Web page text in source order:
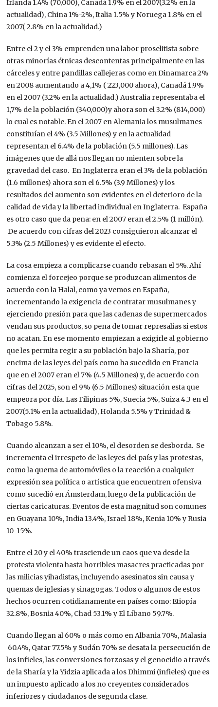
Irlanda 1.4% (70,000), Canadá 1.9% en el 2007(3.2% en la
actualidad), China 1%-2%, Italia 1.5% y Noruega 1.8% en el
2007( 2.8% en la actualidad.)
Entre el 2 y el 3% emprenden una labor proselitista sobre
otras minorías étnicas descontentas principalmente en las
cárceles y entre pandillas callejeras como en Dinamarca 2%
en 2008 aumentando a 4,1% ( 223,000 ahora), Canadá 1.9%
en el 2007 (3.2% en la actualidad.) Australia representaba el
1,7% de la población (340,000)y ahora son el 3.2% (814,000)
lo cual es notable. En el 2007 en Alemania los musulmanes
constituían el 4% (3.5 Millones) y en la actualidad
representan el 6.4% de la población (5.5 millones). Las
imágenes que de allá nos llegan no mienten sobre la
gravedad del caso. En Inglaterra eran el 3% de la población
(1.6 millones) ahora son el 6.5% (3.9 Millones) y los
resultados del aumento son evidentes en el deterioro de la
calidad de vida y la libertad individual en Inglaterra. España
es otro caso que da pena: en el 2007 eran el 2.5% (1 millón).
De acuerdo con cifras del 2023 consiguieron alcanzar el
5.3% (2.5 Millones) y es evidente el efecto.
La cosa empieza a complicarse cuando rebasan el 5%. Ahí
comienza el forcejeo porque se produzcan alimentos de
acuerdo con la Halal, como ya vemos en España,
incrementando la exigencia de contratar musulmanes y
ejerciendo presión para que las cadenas de supermercados
vendan sus productos, so pena de tomar represalias si estos
no acatan. En ese momento empiezan a exigirle al gobierno
que les permita regir a su población bajo la Sharía, por
encima de las leyes del país como ha sucedido en Francia
que en el 2007 eran el 7% (4.5 Millones) y, de acuerdo con
cifras del 2025, son el 9% (6.5 Millones) situación esta que
empeora por día. Las Filipinas 5%, Suecia 5%, Suiza 4.3 en el
2007(5.1% en la actualidad), Holanda 5.5% y Trinidad &
Tobago 5.8%.
Cuando alcanzan a ser el 10%, el desorden se desborda. Se
incrementa el irrespeto de las leyes del país y las protestas,
como la quema de automóviles o la reacción a cualquier
expresión sea política o artística que encuentren ofensiva
como sucedió en Ámsterdam, luego de la publicación de
ciertas caricaturas. Eventos de esta magnitud son comunes
en Guayana 10%, India 13.4%, Israel 18%, Kenia 10% y Rusia
10-15%.
Entre el 20 y el 40% trasciende un caos que va desde la
protesta violenta hasta horribles masacres practicadas por
las milicias yihadistas, incluyendo asesinatos sin causa y
quemas de iglesias y sinagogas. Todos o algunos de estos
hechos ocurren cotidianamente en países como: Etiopía
32.8%, Bosnia 40%, Chad 53.1% y El Líbano 59.7%.
Cuando llegan al 60% o más como en Albania 70%, Malasia
60.4%, Qatar 77.5% y Sudán 70% se desata la persecución de
los infieles, las conversiones forzosas y el genocidio a través
de la Sharía y la Yidzia aplicada a los Dhimmi (infieles) que es
un impuesto aplicado a los no creyentes considerados
inferiores y ciudadanos de segunda clase.